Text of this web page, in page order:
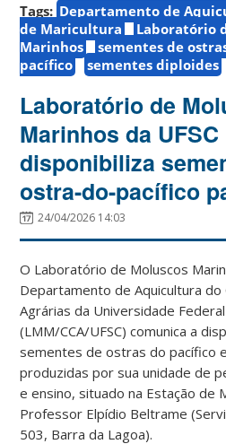
Tags: Departamento de
de Maricultura
Laboratório
Marinhos
sementes de
pacífico
sementes diploides
Laboratório de
Marinhos da UFSC
disponibiliza
ostra-do-pacífico
24/04/2026 14:03
O Laboratório de Moluscos
Departamento de Aquicultura do
Agrárias da Universidade
(LMM/CCA/UFSC) comunica a
sementes de ostras do pacífico
produzidas por sua unidade de
e ensino, situado na Estação de
Professor Elpídio Beltrame
503, Barra da Lagoa).